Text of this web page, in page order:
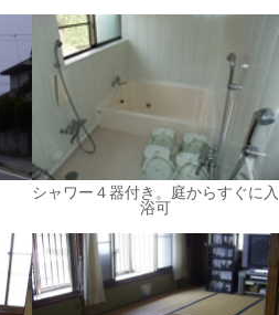
シャワー４器付き。庭からすぐに入
浴可